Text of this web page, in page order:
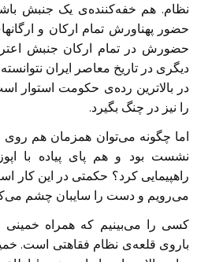
نظام. هم خفه‌کننده‌ی یک جنبش
حضور پهناورش تمام ارکان و
حضورش در تمام ارکان جنبش
دیگری در تاریخ معاصر ایران
در بالاترین رده‌ی حکومت استوار
را نیز در چنگ بگیرد.
اما چگونه می‌توان همزمان هم
نشست بود و هم پای پیاده با
راهپیمایی کرد؟ حکمتی در این کار
می‌رویم و دست را سایبان چشم
کسی را می‌بینیم که همراه خمینی
باروی قلعه‌ی نظام فقاهتی است.